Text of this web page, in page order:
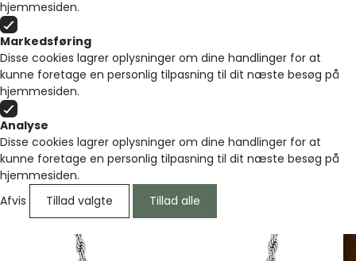
hjemmesiden.
Markedsføring
Disse cookies lagrer oplysninger om dine handlinger for at
kunne foretage en personlig tilpasning til dit næste besøg på
hjemmesiden.
Analyse
Disse cookies lagrer oplysninger om dine handlinger for at
kunne foretage en personlig tilpasning til dit næste besøg på
hjemmesiden.
Afvis
Tillad valgte Tillad alle